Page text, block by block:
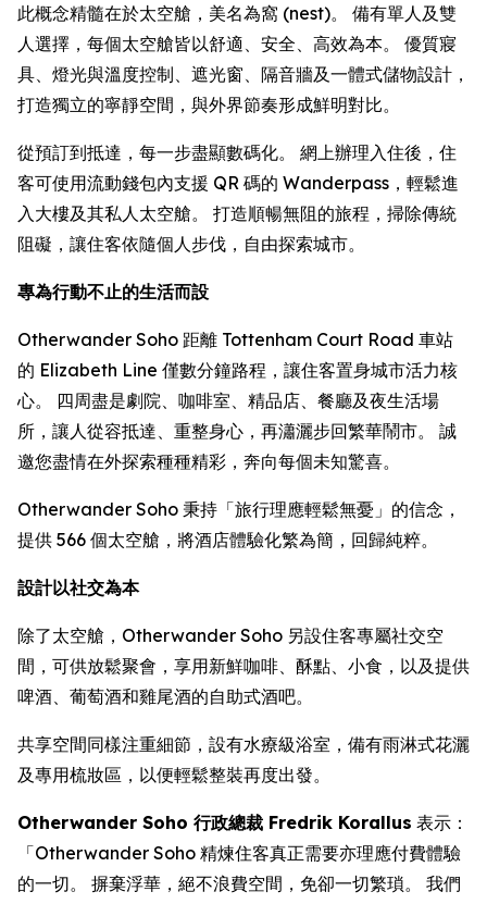
此概念精髓在於太空艙，美名為窩 (nest)。 備有單人及雙
人選擇，每個太空艙皆以舒適、安全、高效為本。 優質寢
具、燈光與溫度控制、遮光窗、隔音牆及一體式儲物設計，
打造獨立的寧靜空間，與外界節奏形成鮮明對比。
從預訂到抵達，每一步盡顯數碼化。 網上辦理入住後，住
客可使用流動錢包內支援 QR 碼的 Wanderpass，輕鬆進
入大樓及其私人太空艙。 打造順暢無阻的旅程，掃除傳統
阻礙，讓住客依隨個人步伐，自由探索城市。
專為行動不止的生活而設
Otherwander Soho 距離 Tottenham Court Road 車站
的 Elizabeth Line 僅數分鐘路程，讓住客置身城市活力核
心。 四周盡是劇院、咖啡室、精品店、餐廳及夜生活場
所，讓人從容抵達、重整身心，再瀟灑步回繁華鬧市。 誠
邀您盡情在外探索種種精彩，奔向每個未知驚喜。
Otherwander Soho 秉持「旅行理應輕鬆無憂」的信念，
提供 566 個太空艙，將酒店體驗化繁為簡，回歸純粹。
設計以社交為本
除了太空艙，Otherwander Soho 另設住客專屬社交空
間，可供放鬆聚會，享用新鮮咖啡、酥點、小食，以及提供
啤酒、葡萄酒和雞尾酒的自助式酒吧。
共享空間同樣注重細節，設有水療級浴室，備有雨淋式花灑
及專用梳妝區，以便輕鬆整裝再度出發。
Otherwander Soho 行政總裁 Fredrik Korallus 表示：
「Otherwander Soho 精煉住客真正需要亦理應付費體驗
的一切。 摒棄浮華，絕不浪費空間，免卻一切繁瑣。 我們